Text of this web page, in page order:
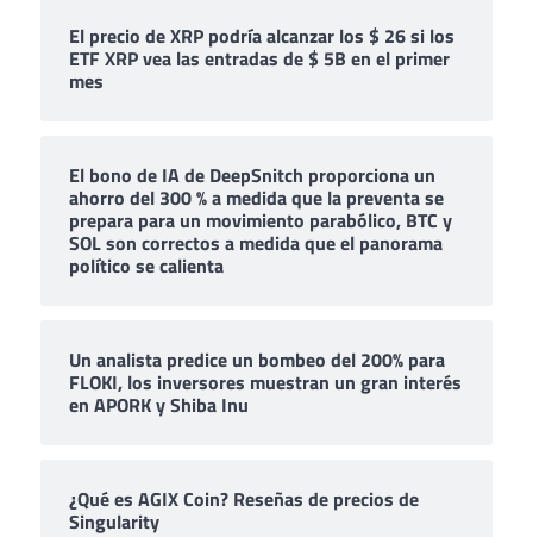
El precio de XRP podría alcanzar los $ 26 si los
ETF XRP vea las entradas de $ 5B en el primer
mes
El bono de IA de DeepSnitch proporciona un
ahorro del 300 % a medida que la preventa se
prepara para un movimiento parabólico, BTC y
SOL son correctos a medida que el panorama
político se calienta
Un analista predice un bombeo del 200% para
FLOKI, los inversores muestran un gran interés
en APORK y Shiba Inu
¿Qué es AGIX Coin? Reseñas de precios de
Singularity